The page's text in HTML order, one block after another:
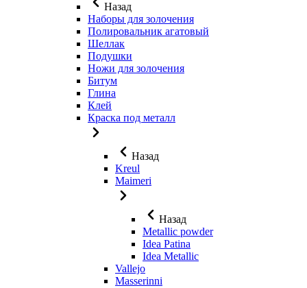
Назад
Наборы для золочения
Полировальник агатовый
Шеллак
Подушки
Ножи для золочения
Битум
Глина
Клей
Краска под металл
Назад
Kreul
Maimeri
Назад
Metallic powder
Idea Patina
Idea Metallic
Vallejo
Masserinni